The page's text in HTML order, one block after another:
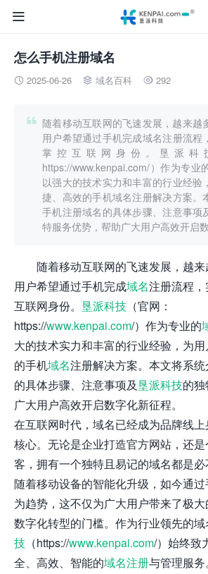

怎么手机注册域名
 2025-06-26  域名百科  292
 随着移动互联网的飞速发展，越来越
用户希望通过手机完成域名注册流程
掌控互联网身份。垦派科
https://www.kenpai.com/）作为专业
以强大的技术实力和丰富的行业经验
捷、高效的手机域名注册解决方案。
手机注册域名的具体步骤、注意事项
特服务优势，帮助广大用户高效开启
随着移动互联网的飞速发展，越
用户希望通过手机完成域名注册流程
互联网身份。 垦派科技 （官网：
https://www.kenpai.com/）作为专业的
大的技术实力和丰富的行业经验，为
的手机域名注册解决方案。本文将系
的具体步骤、注意事项及垦派科技的
广大用户高效开启数字化新征程。
在互联网时代，域名已经成为品牌线
核心。无论是企业打造官方网站，还
客，拥有一个独特且易记的域名都是必
随着移动设备的智能化升级，如今通
为趋势，这不仅为广大用户带来了极
数字化转型的门槛。作为行业领先的域
技 （https://www.kenpai.com/）始终致
全、高效、智能的域名注册与管理服务。